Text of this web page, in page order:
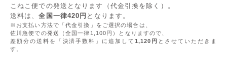
こねこ便での発送となります（代金引換を除く）。
送料は、全国一律420円 となります。
※お支払い方法で「代金引換」をご選択の場合は、
佐川急便での発送（全国一律1,100円）となりますので、
差額分の送料を「決済手数料」に追加して 1,120円 とさせていただきま
す。